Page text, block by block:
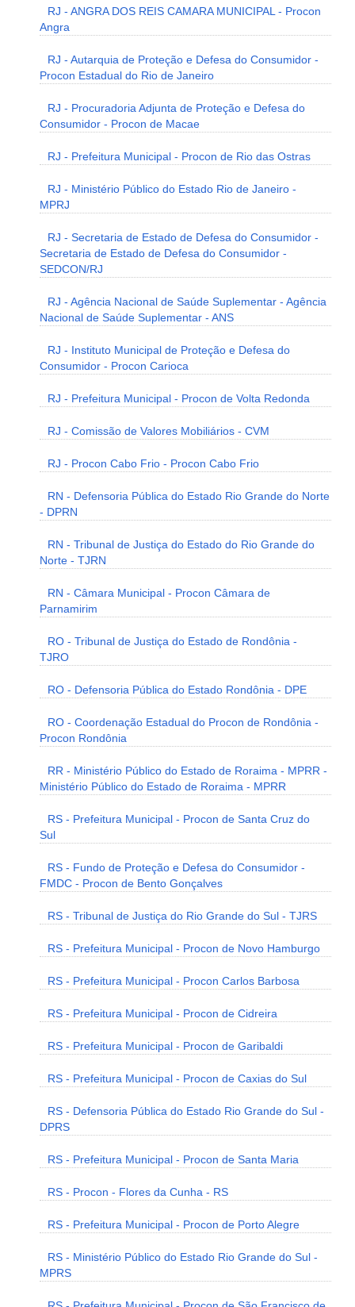
RJ - ANGRA DOS REIS CAMARA MUNICIPAL - Procon
Angra
RJ - Autarquia de Proteção e Defesa do Consumidor -
Procon Estadual do Rio de Janeiro
RJ - Procuradoria Adjunta de Proteção e Defesa do
Consumidor - Procon de Macae
RJ - Prefeitura Municipal - Procon de Rio das Ostras
RJ - Ministério Público do Estado Rio de Janeiro -
MPRJ
RJ - Secretaria de Estado de Defesa do Consumidor -
Secretaria de Estado de Defesa do Consumidor -
SEDCON/RJ
RJ - Agência Nacional de Saúde Suplementar - Agência
Nacional de Saúde Suplementar - ANS
RJ - Instituto Municipal de Proteção e Defesa do
Consumidor - Procon Carioca
RJ - Prefeitura Municipal - Procon de Volta Redonda
RJ - Comissão de Valores Mobiliários - CVM
RJ - Procon Cabo Frio - Procon Cabo Frio
RN - Defensoria Pública do Estado Rio Grande do Norte
- DPRN
RN - Tribunal de Justiça do Estado do Rio Grande do
Norte - TJRN
RN - Câmara Municipal - Procon Câmara de
Parnamirim
RO - Tribunal de Justiça do Estado de Rondônia -
TJRO
RO - Defensoria Pública do Estado Rondônia - DPE
RO - Coordenação Estadual do Procon de Rondônia -
Procon Rondônia
RR - Ministério Público do Estado de Roraima - MPRR -
Ministério Público do Estado de Roraima - MPRR
RS - Prefeitura Municipal - Procon de Santa Cruz do
Sul
RS - Fundo de Proteção e Defesa do Consumidor -
FMDC - Procon de Bento Gonçalves
RS - Tribunal de Justiça do Rio Grande do Sul - TJRS
RS - Prefeitura Municipal - Procon de Novo Hamburgo
RS - Prefeitura Municipal - Procon Carlos Barbosa
RS - Prefeitura Municipal - Procon de Cidreira
RS - Prefeitura Municipal - Procon de Garibaldi
RS - Prefeitura Municipal - Procon de Caxias do Sul
RS - Defensoria Pública do Estado Rio Grande do Sul -
DPRS
RS - Prefeitura Municipal - Procon de Santa Maria
RS - Procon - Flores da Cunha - RS
RS - Prefeitura Municipal - Procon de Porto Alegre
RS - Ministério Público do Estado Rio Grande do Sul -
MPRS